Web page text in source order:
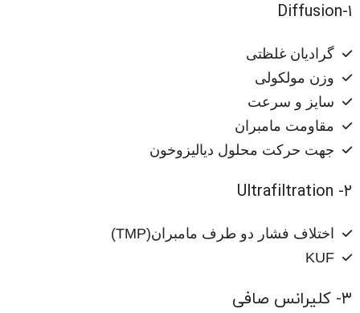
۱-Diffusion
گرادیان غلظتی
وزن مولکولی
سایز و سرعت
مقاومت مامبران
جهت حرکت محلول دیالیزوخون
۲- Ultrafiltration
اختلاف فشار دو طرف مامبران(TMP)
KUF
۳- کلیرانس صافی